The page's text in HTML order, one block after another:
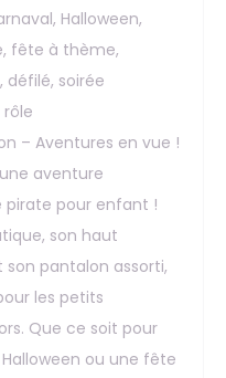
Halloween,
fête à thème,
défilé, soirée
– Aventures en vue !
aventure
pirate pour enfant !
son haut
pantalon assorti,
les petits
Que ce soit pour
ou une fête